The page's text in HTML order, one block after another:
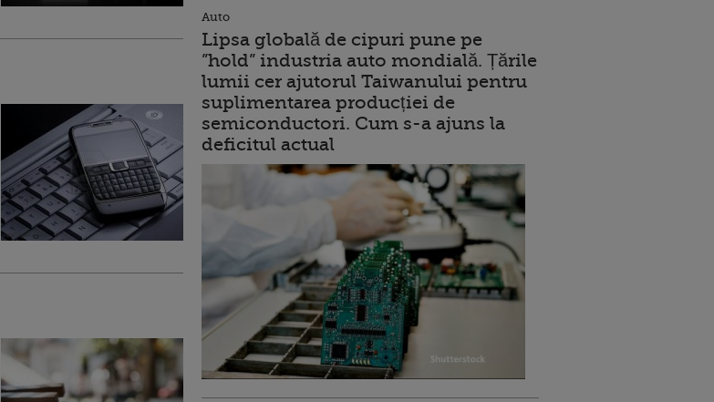
Auto
Lipsa globală de cipuri pune pe
”hold” industria auto mondială. Țările
lumii cer ajutorul Taiwanului pentru
suplimentarea producției de
semiconductori. Cum s-a ajuns la
deficitul actual